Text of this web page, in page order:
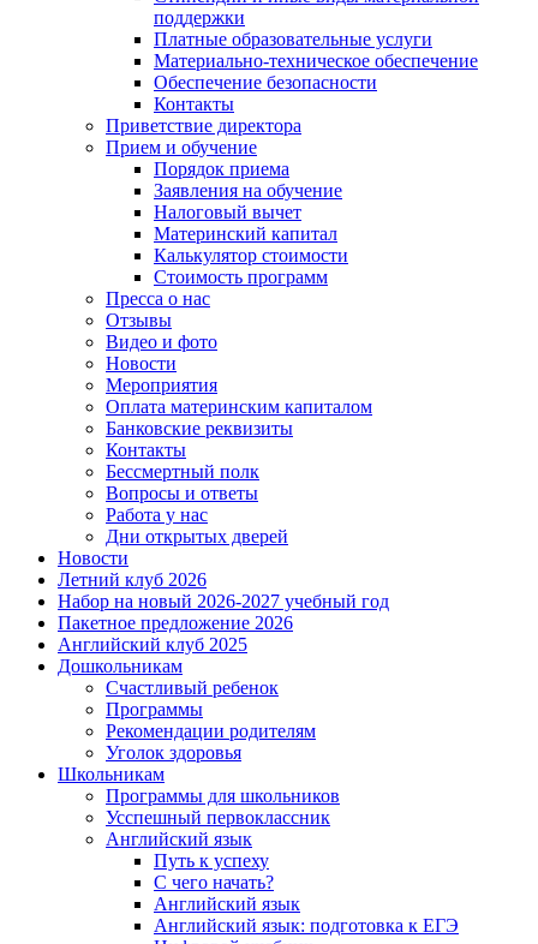
поддержки
Платные образовательные услуги
Материально-техническое обеспечение
Обеспечение безопасности
Контакты
Приветствие директора
Прием и обучение
Порядок приема
Заявления на обучение
Налоговый вычет
Материнский капитал
Калькулятор стоимости
Стоимость программ
Пресса о нас
Отзывы
Видео и фото
Новости
Мероприятия
Оплата материнским капиталом
Банковские реквизиты
Контакты
Бессмертный полк
Вопросы и ответы
Работа у нас
Дни открытых дверей
Новости
Летний клуб 2026
Набор на новый 2026-2027 учебный год
Пакетное предложение 2026
Английский клуб 2025
Дошкольникам
Счастливый ребенок
Программы
Рекомендации родителям
Уголок здоровья
Школьникам
Программы для школьников
Усспешный первоклассник
Английский язык
Путь к успеху
С чего начать?
Английский язык
Английский язык: подготовка к ЕГЭ